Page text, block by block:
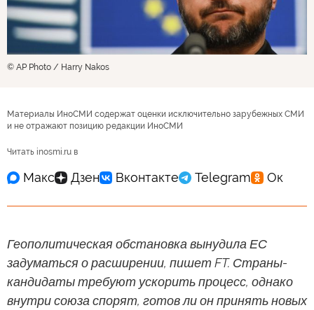
© AP Photo / Harry Nakos
Материалы ИноСМИ содержат оценки исключительно зарубежных СМИ
и не отражают позицию редакции ИноСМИ
Читать inosmi.ru в
Геополитическая обстановка вынудила ЕС
задуматься о расширении, пишет FT. Страны-
кандидаты требуют ускорить процесс, однако
внутри союза спорят, готов ли он принять новых